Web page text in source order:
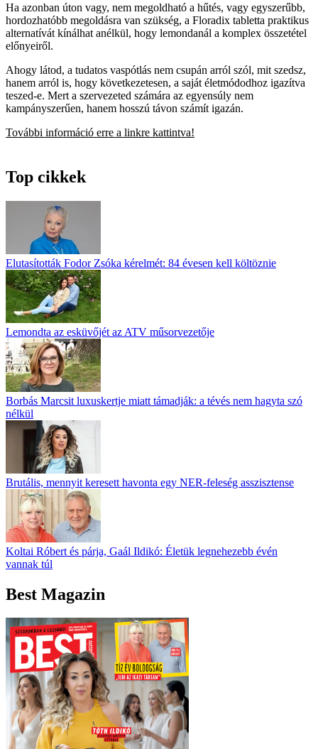
Ha azonban úton vagy, nem megoldható a hűtés, vagy egyszerűbb,
hordozhatóbb megoldásra van szükség, a Floradix tabletta praktikus
alternatívát kínálhat anélkül, hogy lemondanál a komplex összetétel
előnyeiről.
Ahogy látod, a tudatos vaspótlás nem csupán arról szól, mit szedsz,
hanem arról is, hogy következetesen, a saját életmódodhoz igazítva
teszed-e. Mert a szervezeted számára az egyensúly nem
kampányszerűen, hanem hosszú távon számít igazán.
További információ erre a linkre kattintva!
Top cikkek
Elutasították Fodor Zsóka kérelmét: 84 évesen kell költöznie
Lemondta az esküvőjét az ATV műsorvezetője
Borbás Marcsit luxuskertje miatt támadják: a tévés nem hagyta szó
nélkül
Brutális, mennyit keresett havonta egy NER-feleség asszisztense
Koltai Róbert és párja, Gaál Ildikó: Életük legnehezebb évén
vannak túl
Best Magazin